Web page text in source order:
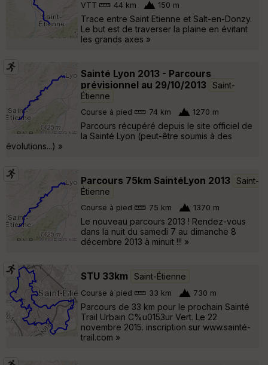
VTT 44 km 150 m
Trace entre Saint Etienne et Salt-en-Donzy.
Le but est de traverser la plaine en évitant
les grands axes »
Sainté Lyon 2013 - Parcours
prévisionnel au 29/10/2013
Saint-
Étienne
Course à pied 74 km 1270 m
Parcours récupéré depuis le site officiel de
la Sainté Lyon (peut-être soumis à des
évolutions...) »
Parcours 75km SaintéLyon 2013
Saint-
Étienne
Course à pied 75 km 1370 m
Le nouveau parcours 2013 ! Rendez-vous
dans la nuit du samedi 7 au dimanche 8
décembre 2013 à minuit !!! »
STU 33km Saint-Étienne
Course à pied 33 km 730 m
Parcours de 33 km pour le prochain Sainté
Trail Urbain C%u0153ur Vert. Le 22
novembre 2015. inscription sur www.sainté-
trail.com »